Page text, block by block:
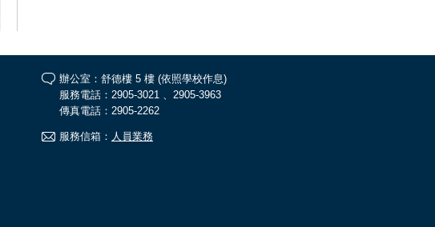
辦公室：舒德樓 5 樓 (依照學校作息)
服務電話：2905-3021 、2905-3963
傳真電話：2905-2262
服務信箱： 人員業務